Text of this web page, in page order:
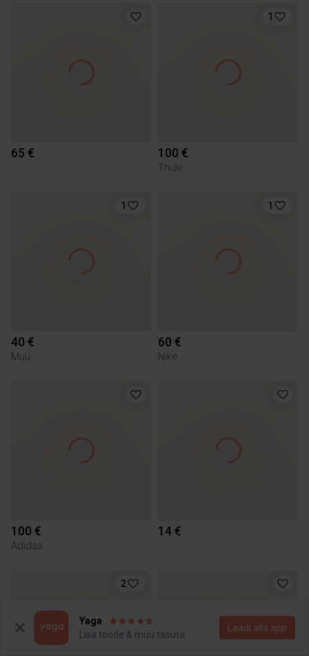
65 €
1
100 €
Thule
1
40 €
Muu
1
60 €
Nike
100 €
Adidas
14 €
2
Yaga
Lisa toode & müü tasuta
Laadi alla äpp